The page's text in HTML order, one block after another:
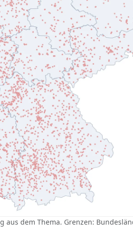
aus dem Thema. Grenzen: